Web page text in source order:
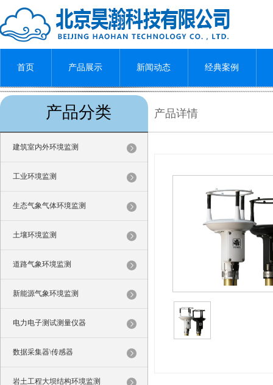
首页 产品展示 新闻动态 经典案例
产品分类
建筑室内外环境监测
工业环境监测
生态气象气体环境监测
土壤环境监测
道路气象环境监测
新能源气象环境监测
电力电子测试测量仪器
数据采集器\传感器
岩土工程大坝结构环境监测
产品详情